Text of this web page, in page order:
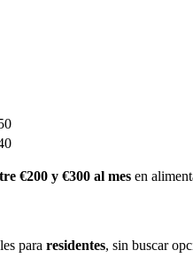
€200 y €300 al mes en
para residentes, sin buscar